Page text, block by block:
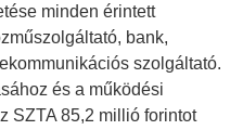
minden érintett
bank,
szolgáltató.
és a működési
SZTA 85,2 millió forintot